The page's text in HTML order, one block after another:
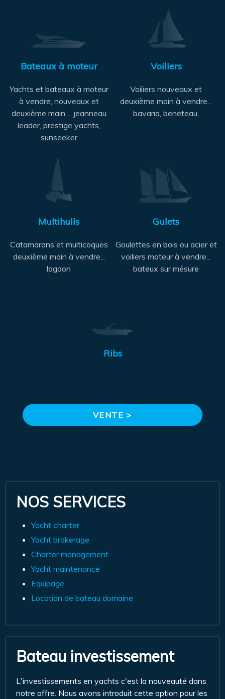
Bateaux à moteur
Yachts et bateaux à moteur
à vendre, nouveaux et
deuxième main ... jeanneau
leader, prestige yachts,
sunseeker
Voiliers
Voiliers nouveaux et
deuxième main à vendre...
bavaria, beneteau,
Multihulls
Catamarans et multicoques
deuxième main à vendre...
lagoon
Gulets
Goulettes en bois ou acier et
voiliers moteur à vendre...
bateux sur mésure
Ribs
VENTE >
NOS SERVICES
Yacht charter
Yacht brokerage
Charter management
Yacht maintenance
Equipage
Location de bateau domaine
Bateau investissement
L'investissements en yachts c'est la nouveauté dans
notre offre. Nous avons introduit cette option pour les